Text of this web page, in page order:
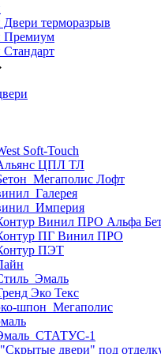
терморазрыв
Премиум
Soft-Touch
ЦПЛ ТЛ
Лофт
Винил ПРО Альфа
ПГ Винил ПРО
ПЭТ
Эко Текс
шпон_Мегаполис
1
двери" под